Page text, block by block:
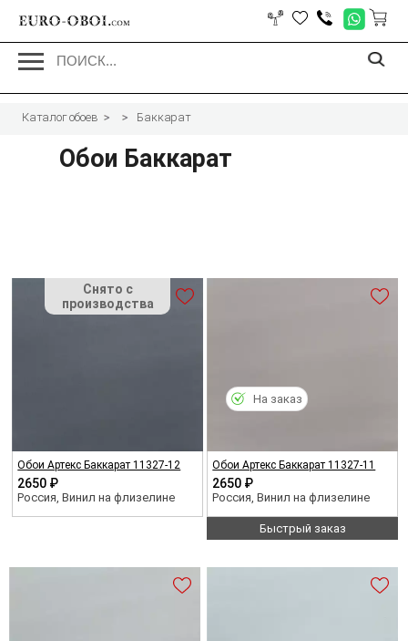
EURO-OBOI.com
Каталог обоев Баккарат
Обои Баккарат
Обои Артекс Баккарат 11327-12
2650 ₽
Россия, Винил на флизелине
Обои Артекс Баккарат 11327-11
2650 ₽
Россия, Винил на флизелине
Быстрый заказ
На заказ